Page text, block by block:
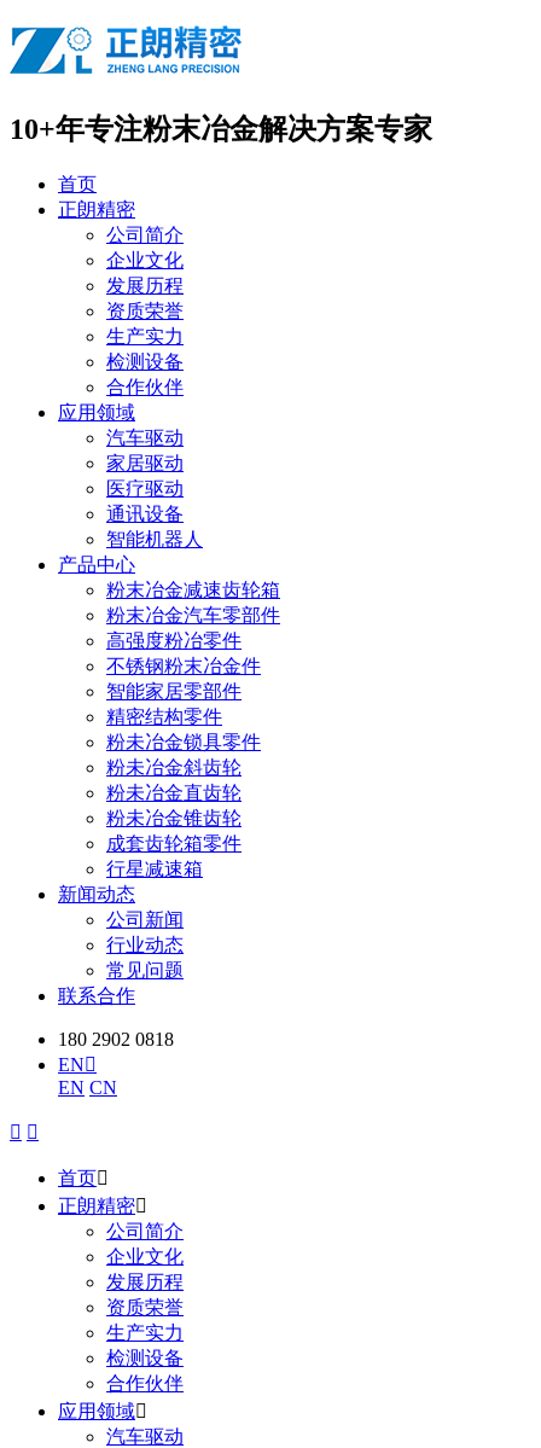
10+年专注粉末冶金解决方案专家
首页
正朗精密
公司简介
企业文化
发展历程
资质荣誉
生产实力
检测设备
合作伙伴
应用领域
汽车驱动
家居驱动
医疗驱动
通讯设备
智能机器人
产品中心
粉末冶金减速齿轮箱
粉末冶金汽车零部件
高强度粉冶零件
不锈钢粉末冶金件
智能家居零部件
精密结构零件
粉未冶金锁具零件
粉未冶金斜齿轮
粉未冶金直齿轮
粉未冶金锥齿轮
成套齿轮箱零件
行星减速箱
新闻动态
公司新闻
行业动态
常见问题
联系合作
180 2902 0818
EN
EN CN
 
首页
正朗精密
公司简介
企业文化
发展历程
资质荣誉
生产实力
检测设备
合作伙伴
应用领域
汽车驱动